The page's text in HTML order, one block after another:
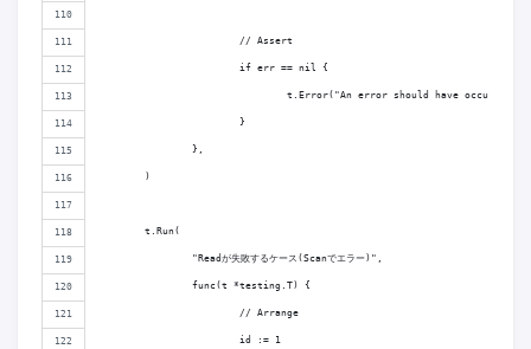
			// Assert
			if err == nil {
				t.Error("An error should have occurred.")
			}
		},
	)
	t.Run(
		"Readが失敗するケース(Scanでエラー)",
		func(t *testing.T) {
			// Arrange
			id := 1